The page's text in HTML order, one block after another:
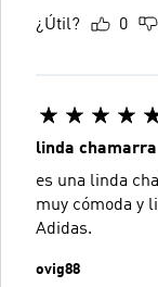
¿Útil? 0
linda chamarra
es una linda
muy cómoda y
Adidas.
ovig88